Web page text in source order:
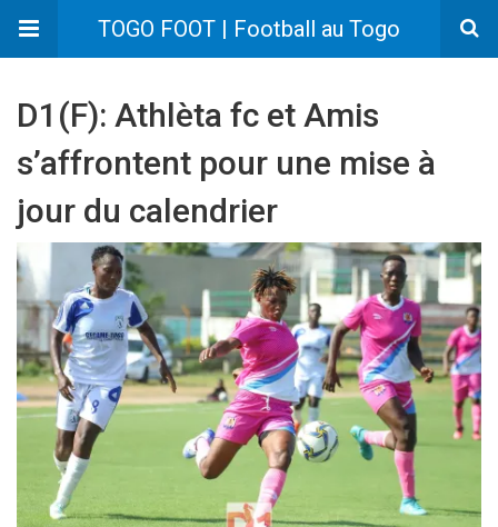
TOGO FOOT | Football au Togo
D1(F): Athlèta fc et Amis
s’affrontent pour une mise à
jour du calendrier